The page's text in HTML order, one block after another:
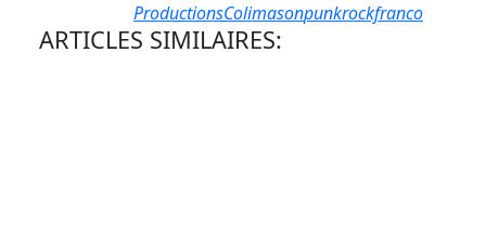
ProductionsColimasonpunkrockfranco
ARTICLES SIMILAIRES: